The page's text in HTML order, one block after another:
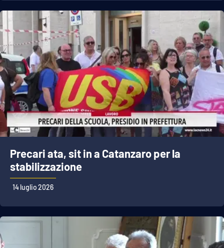
Precari ata, sit in a Catanzaro per la
stabilizzazione
14 luglio 2026